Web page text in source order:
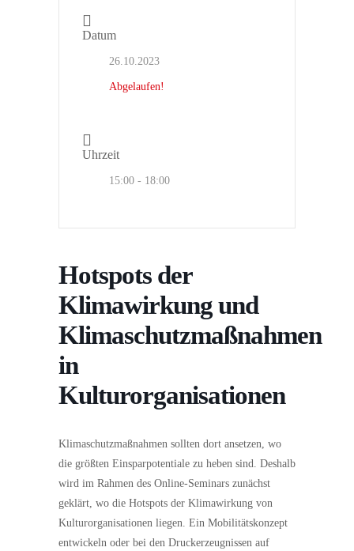
Datum
26.10.2023
Abgelaufen!
Uhrzeit
15:00 - 18:00
Hotspots der
Klimawirkung und
Klimaschutzmaßnahmen
in
Kulturorganisationen
Klimaschutzmaßnahmen sollten dort ansetzen, wo
die größten Einsparpotentiale zu heben sind. Deshalb
wird im Rahmen des Online-Seminars zunächst
geklärt, wo die Hotspots der Klimawirkung von
Kulturorganisationen liegen. Ein Mobilitätskonzept
entwickeln oder bei den Druckerzeugnissen auf